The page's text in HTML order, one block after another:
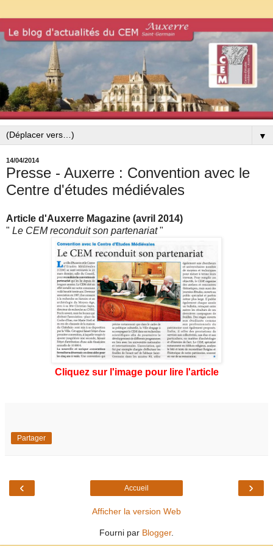
▼
14/04/2014
Presse - Auxerre : Convention avec le
Centre d'études médiévales
Article d'Auxerre Magazine (avril 2014)
" Le CEM reconduit son partenariat"
Cliquez sur l'image pour lire l'article
Partager
‹ ›
Accueil
Afficher la version Web
Fourni par Blogger.